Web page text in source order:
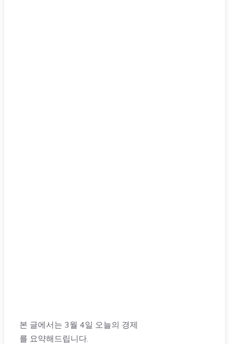
본 글에서는 3월 4일 오늘의 경제
를 요약해드립니다.